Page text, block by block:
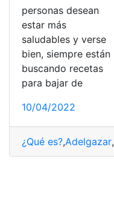
personas desean
estar más
saludables y verse
bien, siempre están
buscando recetas
para bajar de
10/04/2022
¿Qué es?,Adelgazar,